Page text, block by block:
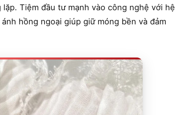
Tiệm đầu tư mạnh vào công nghệ với hệ
hồng ngoại giúp giữ móng bền và đảm